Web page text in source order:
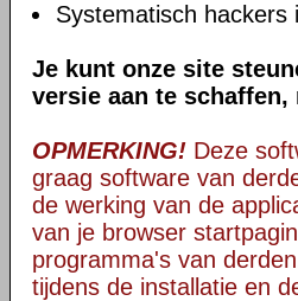
Systematisch hackers
Je kunt onze site
versie aan te
OPMERKING! Deze
graag software van
de werking van de
van je browser
programma's van
tijdens de installatie en